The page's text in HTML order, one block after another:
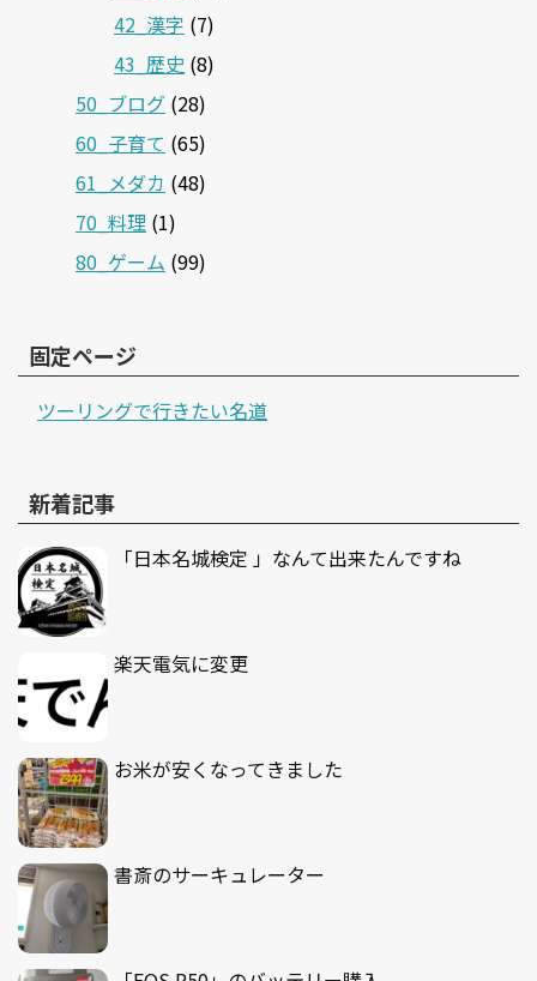
42_漢字 (7)
43_歴史 (8)
50_ブログ (28)
60_子育て (65)
61_メダカ (48)
70_料理 (1)
80_ゲーム (99)
固定ページ
ツーリングで行きたい名道
新着記事
「日本名城検定 」なんて出来たんですね
楽天電気に変更
お米が安くなってきました
書斎のサーキュレーター